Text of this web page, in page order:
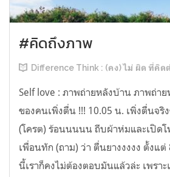
#คิดถึงภาพ
Difference Think : (คง) ไม่ ผิด ที่คิด
Self love : ภาพถ่ายหลังบ้าน ภาพถ่า
ของคนเพิ่งตื่น !!! 10.05 น. เพิ่งตื่นจริ
(โครต) ร้อนนนนน ถีบผ้าห่มและเปิด
เพื่อนทัก (ถาม) ว่า ตื่นยางงงงง ตั้งแต่
นี้เราก็คงไม่ต้องตอบมันแล้วล่ะ เพรา